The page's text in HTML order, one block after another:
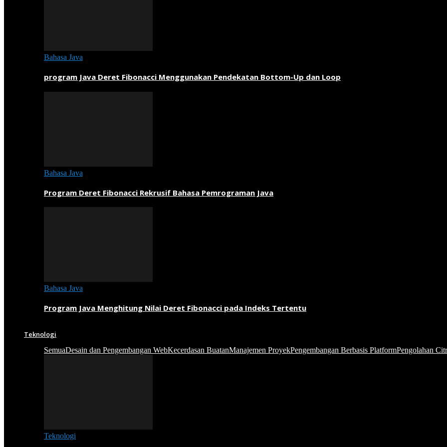
Bahasa Java
program Java Deret Fibonacci Menggunakan Pendekatan Bottom-Up dan Loop
Bahasa Java
Program Deret Fibonacci Rekrusif Bahasa Pemrograman Java
Bahasa Java
Program Java Menghitung Nilai Deret Fibonacci pada Indeks Tertentu
Teknologi
SemuaDesain dan Pengembangan WebKecerdasan BuatanManajemen ProyekPengembangan Berbasis PlatformPengolahan
Teknologi